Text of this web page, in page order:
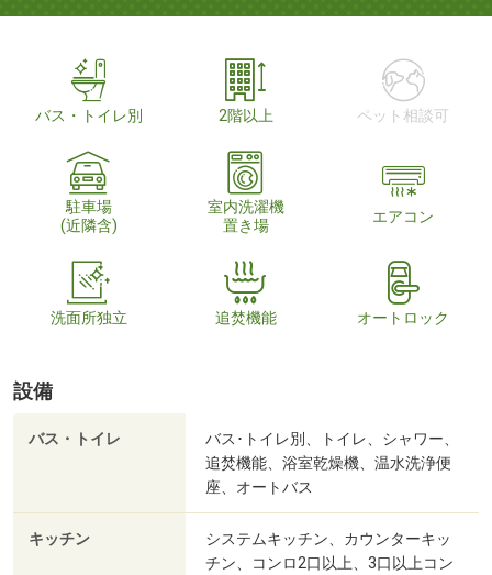
バス・トイレ別 2階以上 ペット相談可
駐車場
(近隣含)
室内洗濯機
置き場
エアコン
洗面所独立 追焚機能 オートロック
設備
バス・トイレ
バス･トイレ別、トイレ、シャワー、
追焚機能、浴室乾燥機、温水洗浄便
座、オートバス
キッチン
システムキッチン、カウンターキッ
チン、コンロ2口以上、3口以上コン